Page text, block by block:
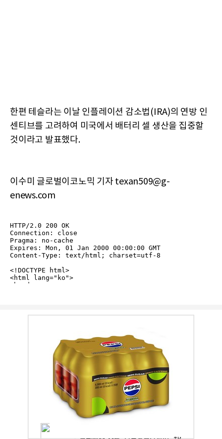
한편 테슬라는 이날 인플레이션 감소법(IRA)의 연방 인
센티브를 고려하여 미국에서 배터리 셀 생산을 집중할
것이라고 발표했다.
이수미 글로벌이코노믹 기자 texan509@g-
enews.com